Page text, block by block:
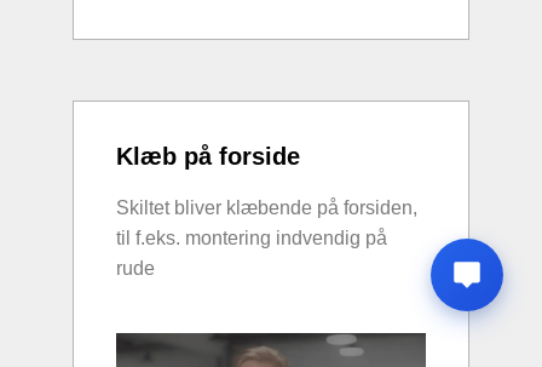
Klæb på forside
Skiltet bliver klæbende på forsiden,
til f.eks. montering indvendig på
rude